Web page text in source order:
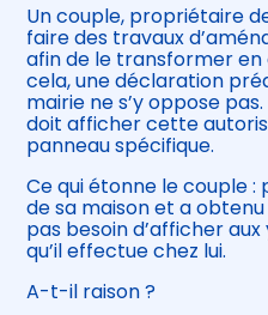
Construire votre
Être prêt pour la
électronique
Un couple, propriétaire
faire des travaux
afin de le transformer
cela, une déclaration
mairie ne s’y oppose
doit afficher cette
panneau spécifique.
Ce qui étonne le couple :
de sa maison et a obtenu
pas besoin d’afficher
qu’il effectue chez lui.
A-t-il raison ?